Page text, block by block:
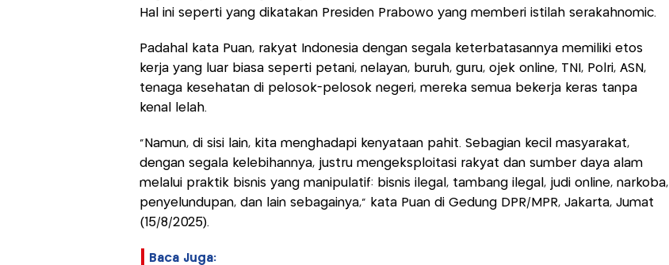
Hal ini seperti yang dikatakan Presiden Prabowo yang memberi istilah serakahnomic.
Padahal kata Puan, rakyat Indonesia dengan segala keterbatasannya memiliki etos
kerja yang luar biasa seperti petani, nelayan, buruh, guru, ojek online, TNI, Polri, ASN,
tenaga kesehatan di pelosok-pelosok negeri, mereka semua bekerja keras tanpa
kenal lelah.
"Namun, di sisi lain, kita menghadapi kenyataan pahit. Sebagian kecil masyarakat,
dengan segala kelebihannya, justru mengeksploitasi rakyat dan sumber daya alam
melalui praktik bisnis yang manipulatif: bisnis ilegal, tambang ilegal, judi online, narkoba,
penyelundupan, dan lain sebagainya," kata Puan di Gedung DPR/MPR, Jakarta, Jumat
(15/8/2025).
Baca Juga: